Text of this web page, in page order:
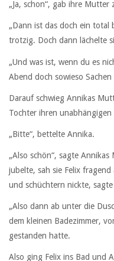
„Ja, schon“, gab ihre Mutter
„Dann ist das doch ein total
trotzig. Doch dann lächelte
„Und was ist, wenn du es
Abend doch sowieso
Darauf schwieg Annikas
Tochter ihren
„Bitte“, bettelte Annika.
„Also schön“, sagte
jubelte, sah sie Felix
und schüchtern nickte, sagte
„Also dann ab unter die
dem kleinen Badezimmer,
gestanden hatte.
Also ging Felix ins Bad und